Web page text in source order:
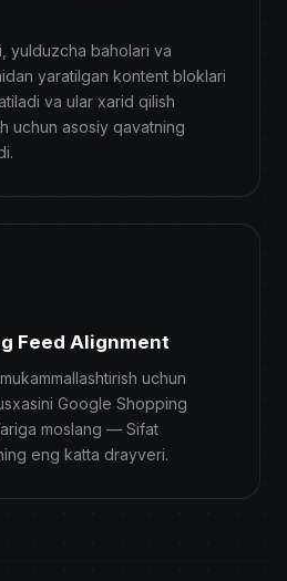
yulduzcha baholari va
yaratilgan kontent bloklari
va ular xarid qilish
uchun asosiy qavatning
Feed Alignment
uchun
Google Shopping
moslang — Sifat
eng katta drayveri.